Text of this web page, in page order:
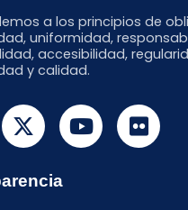
a los principios de
uniformidad,
accesibilidad,
y calidad.